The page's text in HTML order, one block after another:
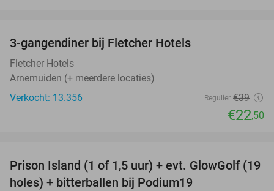
3-gangendiner bij Fletcher Hotels
Fletcher Hotels
Arnemuiden (+ meerdere locaties)
Verkocht: 13.356
Regulier €39
€22,50
36%
Prison Island (1 of 1,5 uur) + evt. GlowGolf (19
holes) + bitterballen bij Podium19